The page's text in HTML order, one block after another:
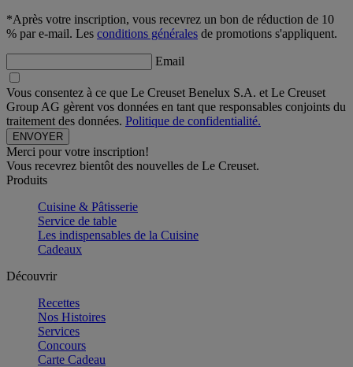
*Après votre inscription, vous recevrez un bon de réduction de 10
% par e-mail. Les conditions générales de promotions s'appliquent.
Email
Vous consentez à ce que Le Creuset Benelux S.A. et Le Creuset
Group AG gèrent vos données en tant que responsables conjoints du
traitement des données. Politique de confidentialité.
Merci pour votre inscription!
Vous recevrez bientôt des nouvelles de Le Creuset.
Produits
Cuisine & Pâtisserie
Service de table
Les indispensables de la Cuisine
Cadeaux
Découvrir
Recettes
Nos Histoires
Services
Concours
Carte Cadeau